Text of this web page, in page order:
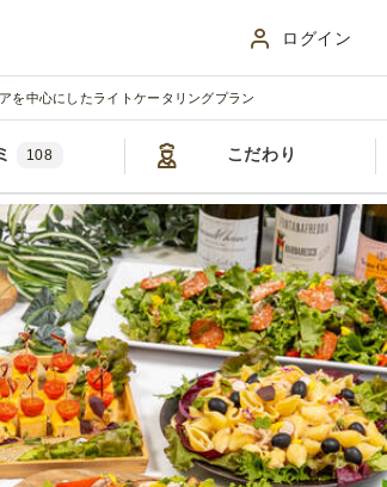
ログイン
を中心にしたライトケータリングプラン
108 こだわり